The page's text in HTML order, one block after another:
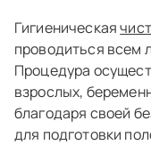
Гигиеническая
проводиться всем
Процедура
взрослых,
благодаря своей
для подготовки